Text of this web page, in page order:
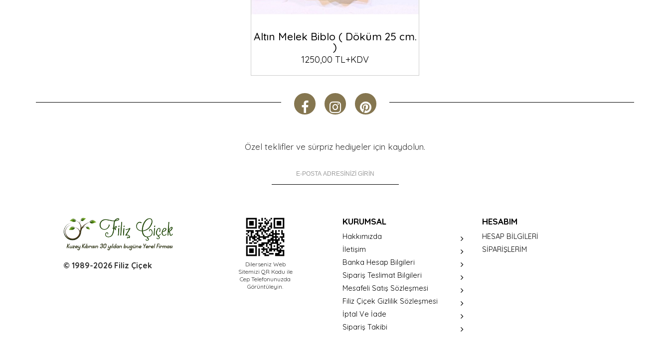
Altın Melek Biblo ( Döküm 25 cm.
)
1250,00 TL+KDV
Özel teklifler ve sürpriz hediyeler için kaydolun.
© 1989-2026 Filiz Çiçek
Dilerseniz Web
Sitemizi QR Kodu ile
Cep Telefonunuzda
Görüntüleyin.
KURUMSAL
Hakkımızda
İletişim
Banka Hesap Bilgileri
Sipariş Teslimat Bilgileri
Mesafeli Satış Sözleşmesi
Filiz Çiçek Gizlilik Sözleşmesi
İptal Ve İade
Sipariş Takibi
HESABIM
HESAP BİLGİLERİ
SİPARİŞLERİM